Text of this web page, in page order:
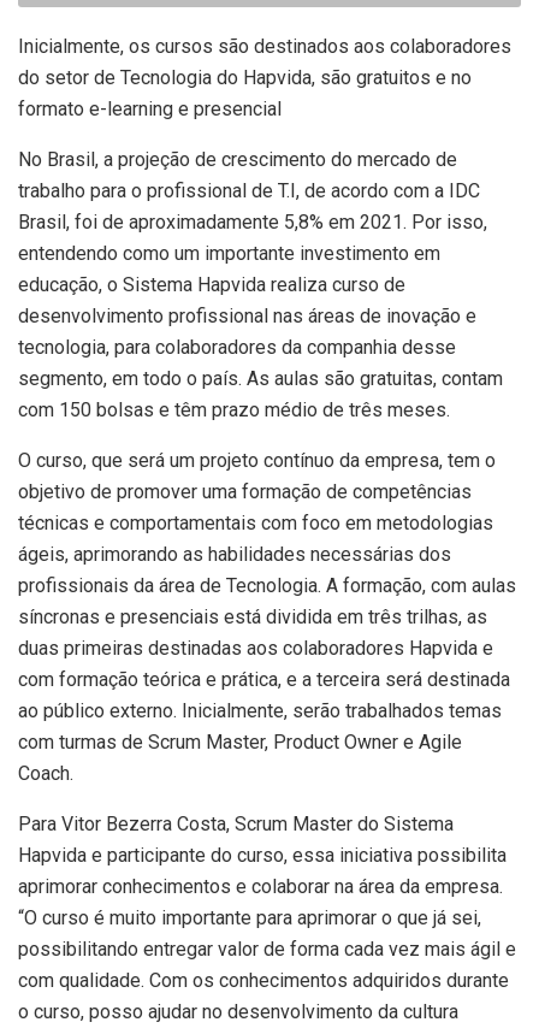
Inicialmente, os cursos são destinados aos colaboradores
do setor de Tecnologia do Hapvida, são gratuitos e no
formato e-learning e presencial
No Brasil, a projeção de crescimento do mercado de
trabalho para o profissional de T.I, de acordo com a IDC
Brasil, foi de aproximadamente 5,8% em 2021. Por isso,
entendendo como um importante investimento em
educação, o Sistema Hapvida realiza curso de
desenvolvimento profissional nas áreas de inovação e
tecnologia, para colaboradores da companhia desse
segmento, em todo o país. As aulas são gratuitas, contam
com 150 bolsas e têm prazo médio de três meses.
O curso, que será um projeto contínuo da empresa, tem o
objetivo de promover uma formação de competências
técnicas e comportamentais com foco em metodologias
ágeis, aprimorando as habilidades necessárias dos
profissionais da área de Tecnologia. A formação, com aulas
síncronas e presenciais está dividida em três trilhas, as
duas primeiras destinadas aos colaboradores Hapvida e
com formação teórica e prática, e a terceira será destinada
ao público externo. Inicialmente, serão trabalhados temas
com turmas de Scrum Master, Product Owner e Agile
Coach.
Para Vitor Bezerra Costa, Scrum Master do Sistema
Hapvida e participante do curso, essa iniciativa possibilita
aprimorar conhecimentos e colaborar na área da empresa.
“O curso é muito importante para aprimorar o que já sei,
possibilitando entregar valor de forma cada vez mais ágil e
com qualidade. Com os conhecimentos adquiridos durante
o curso, posso ajudar no desenvolvimento da cultura